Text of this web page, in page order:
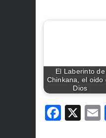
El Laberinto de
Chinkana, el oido
Dios
F
X